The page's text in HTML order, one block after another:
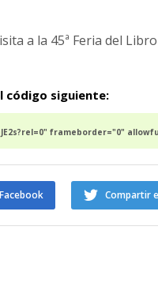
a la 45ª Feria del
código siguiente:
frameborder="0"
Compartir